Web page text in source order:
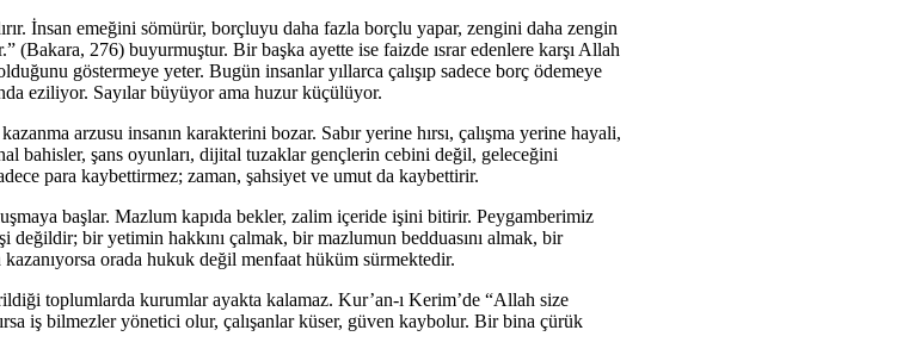
İnsan emeğini sömürür, borçluyu daha fazla borçlu yapar, zengini daha zengin
276) buyurmuştur. Bir başka ayette ise faizde ısrar edenlere karşı Allah
göstermeye yeter. Bugün insanlar yıllarca çalışıp sadece borç ödemeye
eziliyor. Sayılar büyüyor ama huzur küçülüyor.
arzusu insanın karakterini bozar. Sabır yerine hırsı, çalışma yerine hayali,
bahisler, şans oyunları, dijital tuzaklar gençlerin cebini değil, geleceğini
para kaybettirmez; zaman, şahsiyet ve umut da kaybettirir.
başlar. Mazlum kapıda bekler, zalim içeride işini bitirir. Peygamberimiz
değildir; bir yetimin hakkını çalmak, bir mazlumun bedduasını almak, bir
orada hukuk değil menfaat hüküm sürmektedir.
toplumlarda kurumlar ayakta kalamaz. Kur’an-ı Kerim’de “Allah size
iş bilmezler yönetici olur, çalışanlar küser, güven kaybolur. Bir bina çürük